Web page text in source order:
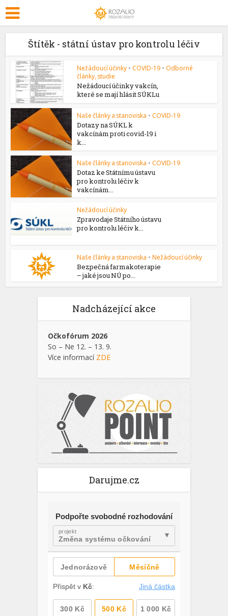
Štítěk - státní ústav pro kontrolu léčiv
Nežádoucí účinky • COVID-19 • Odborné
články, studie
Nežádoucí účinky vakcín,
které se mají hlásit SÚKLu
Naše články a stanoviska • COVID-19
Dotazy na SÚKL k
vakcínám proti covid-19 i
k...
Naše články a stanoviska • COVID-19
Dotaz ke Státnímu ústavu
pro kontrolu léčiv k
vakcínám...
Nežádoucí účinky
Zpravodaje Státního ústavu
pro kontrolu léčiv k...
Naše články a stanoviska • Nežádoucí účinky
Bezpečná farmakoterapie
– jaké jsou NÚ po...
Nadcházející akce
Očkofórum 2026
So – Ne 12. – 13. 9.
Více informací ZDE
Darujme.cz